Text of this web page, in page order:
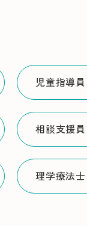
児童指導
相談支援員
理学療法士